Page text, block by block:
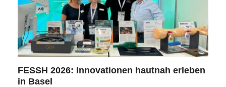
FESSH 2026: Innovationen hautnah erleben
in Basel